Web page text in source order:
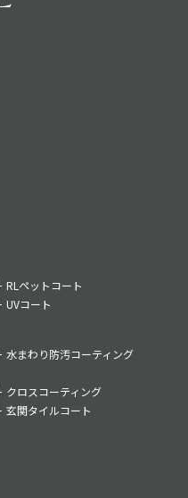
RLペットコート
UVコート
水まわり防汚コーティング
クロスコーティング
玄関タイルコート